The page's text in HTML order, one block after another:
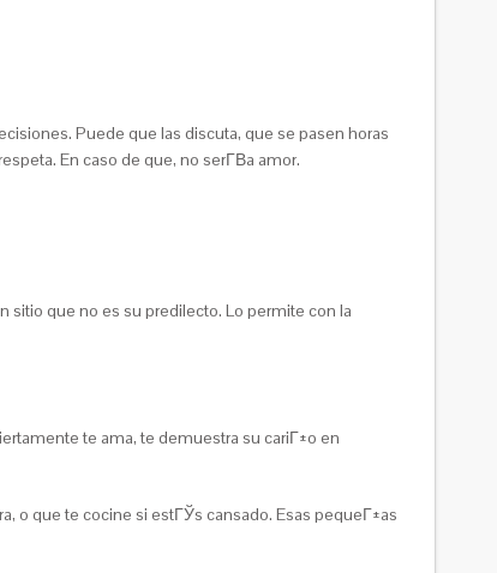
Puede que las discuta, que se pasen horas
En caso de que, no serГ­В­a amor.
sitio que no es su predilecto. Lo permite con la
te ama, te demuestra su cariГ±o en
o que te cocine si estГЎs cansado. Esas pequeГ±as